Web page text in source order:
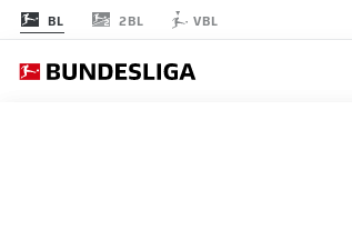
BL 2BL VBL